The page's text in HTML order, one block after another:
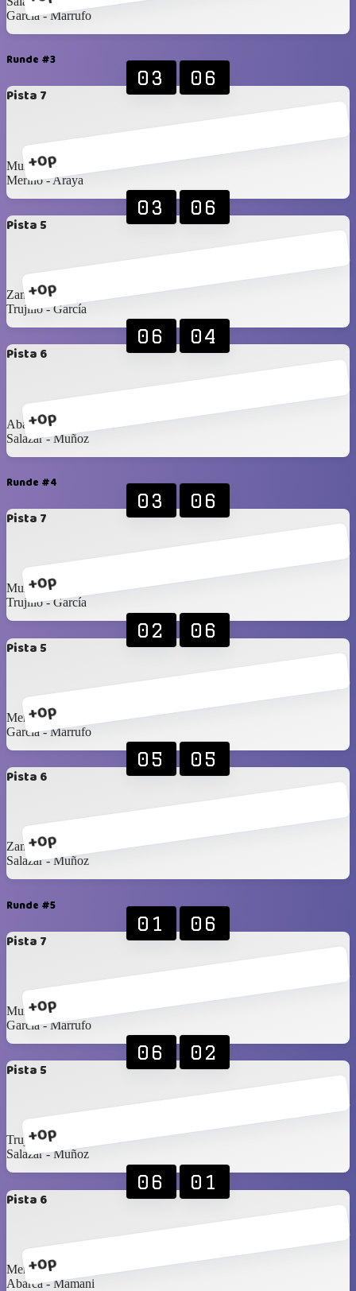
García - Marrufo
Runde #3
Pista 7
+0p
03 06
Muñoz - Bernedo
Merino - Araya
Pista 5
+0p
03 06
Zamora - Zamora
Trujillo - García
Pista 6
+0p
06 04
Abarca - Mamani
Salazar - Muñoz
Runde #4
Pista 7
+0p
03 06
Muñoz - Bernedo
Trujillo - García
Pista 5
+0p
02 06
Merino - Araya
García - Marrufo
Pista 6
+0p
05 05
Zamora - Zamora
Salazar - Muñoz
Runde #5
Pista 7
+0p
01 06
Muñoz - Bernedo
García - Marrufo
Pista 5
+0p
06 02
Trujillo - García
Salazar - Muñoz
Pista 6
+0p
06 01
Merino - Araya
Abarca - Mamani